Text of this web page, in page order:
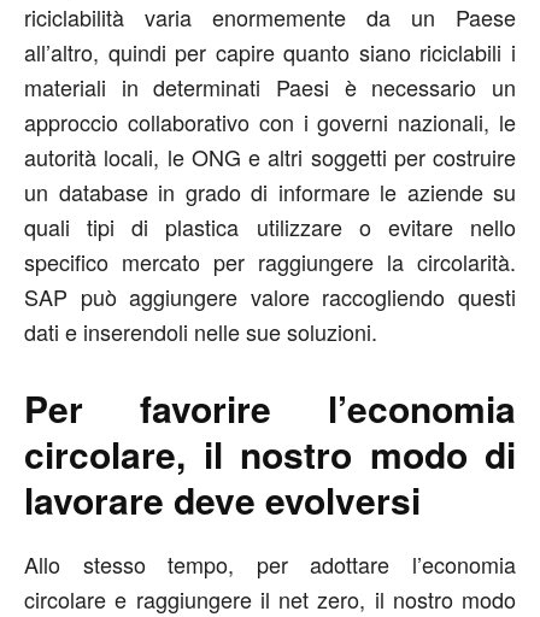
riciclabilità varia enormemente da un Paese
all’altro, quindi per capire quanto siano riciclabili i
materiali in determinati Paesi è necessario un
approccio collaborativo con i governi nazionali, le
autorità locali, le ONG e altri soggetti per costruire
un database in grado di informare le aziende su
quali tipi di plastica utilizzare o evitare nello
specifico mercato per raggiungere la circolarità.
SAP può aggiungere valore raccogliendo questi
dati e inserendoli nelle sue soluzioni.
Per favorire l’economia
circolare, il nostro modo di
lavorare deve evolversi
Allo stesso tempo, per adottare l’economia
circolare e raggiungere il net zero, il nostro modo